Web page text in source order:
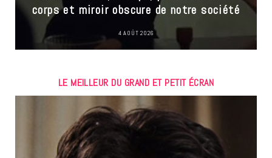
corps et miroir obscure de notre société
4 AOÛT 2026
LE MEILLEUR DU GRAND ET PETIT ÉCRAN